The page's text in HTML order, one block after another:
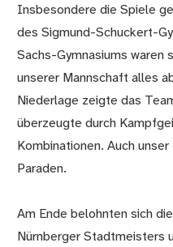
Insbesondere die Spiele
des Sigmund-Schuckert-
Sachs-Gymnasiums waren
unserer Mannschaft alles
Niederlage zeigte das
überzeugte durch
Kombinationen. Auch
Paraden.
Am Ende belohnten sich
Nürnberger Stadtmeisters